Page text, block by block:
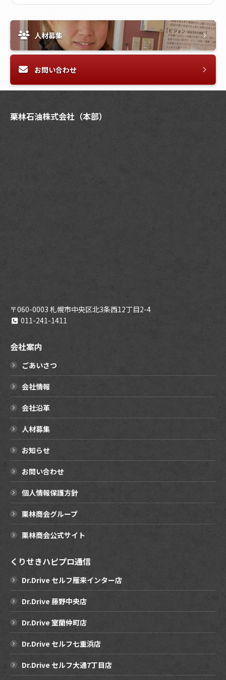
人材募集
お問い合わせ
栗林石油株式会社（本部）
〒060-0003 札幌市中央区北3条西12丁目2-4
011-241-1411
会社案内
ごあいさつ
会社情報
会社沿革
人材募集
お知らせ
お問い合わせ
個人情報保護方針
栗林商会グループ
栗林商会公式サイト
くりせきハピプロ通信
Dr.Drive セルフ雁来インター店
Dr.Drive 藤野中央店
Dr.Drive 室蘭仲町店
Dr.Drive セルフ七重浜店
Dr.Drive セルフ大通7丁目店